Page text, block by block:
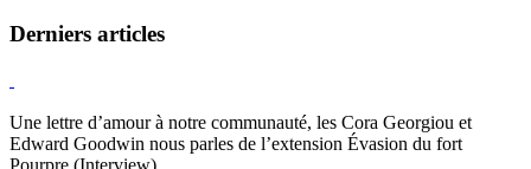
Derniers articles
Une lettre d’amour à notre communauté, les Cora Georgiou et
Edward Goodwin nous parles de l’extension Évasion du fort
Pourpre (Interview)